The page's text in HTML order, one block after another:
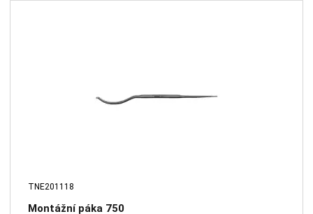
TNE201118
Montážní páka 750